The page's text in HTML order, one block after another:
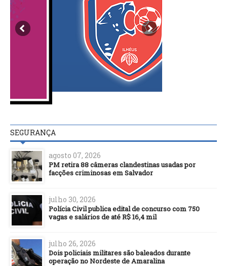
SEGURANÇA
agosto 07, 2026
PM retira 88 câmeras clandestinas usadas por
facções criminosas em Salvador
julho 30, 2026
Polícia Civil publica edital de concurso com 750
vagas e salários de até R$ 16,4 mil
julho 26, 2026
Dois policiais militares são baleados durante
operação no Nordeste de Amaralina